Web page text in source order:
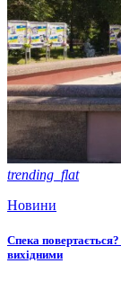
trending_flat
Новини
Спека
вихідними